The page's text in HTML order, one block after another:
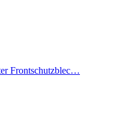
Frontschutzblec…